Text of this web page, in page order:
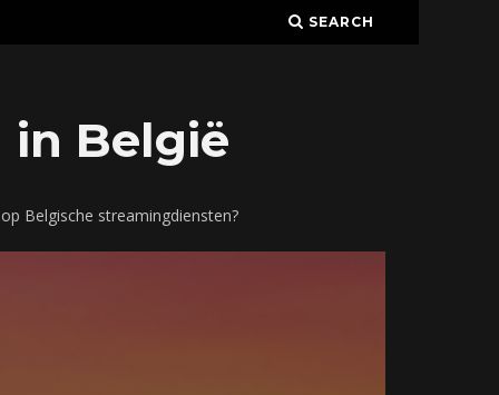
SEARCH
in België
Belgische streamingdiensten?